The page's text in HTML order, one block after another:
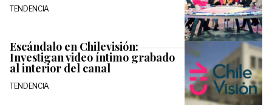
TENDENCIA
Escándalo en Chilevisión:
Investigan video íntimo grabado
al interior del canal
TENDENCIA